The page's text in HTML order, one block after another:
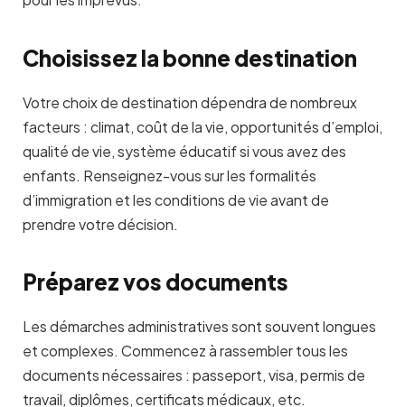
Choisissez la bonne destination
Votre choix de destination dépendra de nombreux
facteurs : climat, coût de la vie, opportunités d’emploi,
qualité de vie, système éducatif si vous avez des
enfants. Renseignez-vous sur les formalités
d’immigration et les conditions de vie avant de
prendre votre décision.
Préparez vos documents
Les démarches administratives sont souvent longues
et complexes. Commencez à rassembler tous les
documents nécessaires : passeport, visa, permis de
travail, diplômes, certificats médicaux, etc.